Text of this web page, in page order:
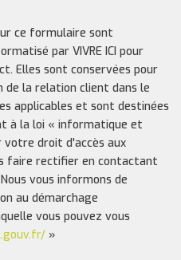
ce formulaire sont
par VIVRE ICI pour
Elles sont conservées pour
de la relation client dans le
applicables et sont destinées
à la loi « informatique et
votre droit d'accès aux
faire rectifier en contactant
vous informons de
au démarchage
vous pouvez vous
»